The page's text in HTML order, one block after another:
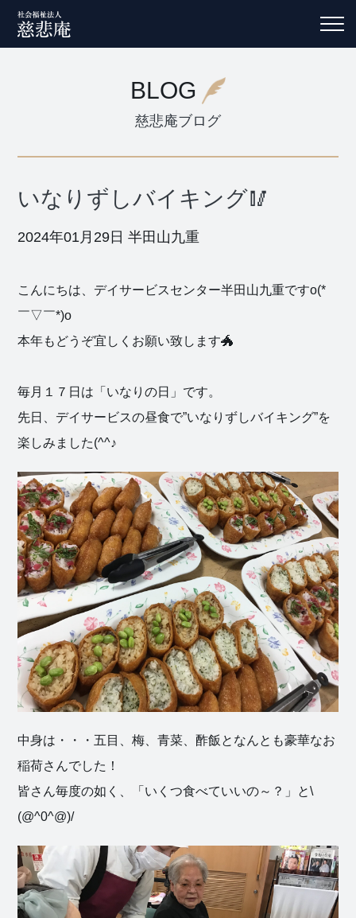
法人 慈悲
庵
BLOG
慈悲庵ブログ
いなりずしバイキング🥢
2024年01月29日 半田山九重
こんにちは、デイサービスセンター半田山九重ですo(*
￣▽￣*)o
本年もどうぞ宜しくお願い致します🐲
毎月１７日は「いなりの日」です。
先日、デイサービスの昼食で”いなりずしバイキング”を
楽しみました(^^♪
中身は・・・五目、梅、青菜、酢飯となんとも豪華なお
稲荷さんでした！
皆さん毎度の如く、「いくつ食べていいの～？」と\
(@^0^@)/